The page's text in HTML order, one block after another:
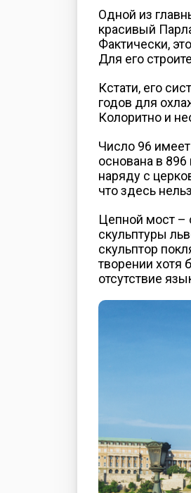
Одной из
красивый
Фактически,
Для его
Кстати, его
годов для
Колоритно и
Число 96
основана в
наряду с
что здесь
Цепной мост –
скульптуры
скульптор
творении хотя
отсутствие